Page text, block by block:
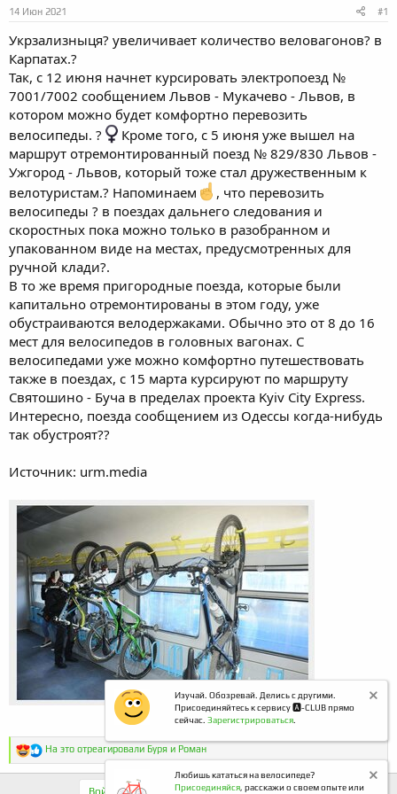
14 Июн 2021 #1
Укрзализныця? увеличивает количество веловагонов? в
Карпатах.?️
Так, с 12 июня начнет курсировать электропоезд №
7001/7002 сообщением Львов - Мукачево - Львов, в
котором можно будет комфортно перевозить
велосипеды. ?‍
Кроме того, с 5 июня уже вышел на
маршрут отремонтированный поезд № 829/830 Львов -
Ужгород - Львов, который тоже стал дружественным к
велотуристам.? Напоминаем
, что перевозить
велосипеды ? в поездах дальнего следования и
скоростных пока можно только в разобранном и
упакованном виде на местах, предусмотренных для
ручной клади?.
В то же время пригородные поезда, которые были
капитально отремонтированы в этом году, уже
обустраиваются велодержаками. Обычно это от 8 до 16
мест для велосипедов в головных вагонах. С
велосипедами уже можно комфортно путешествовать
также в поездах, с 15 марта курсируют по маршруту
Святошино - Буча в пределах проекта Kyiv City Express.
Интересно, поезда сообщением из Одессы когда-нибудь
так обустроят??
Источник: urm.media
Последнее редактирование:
Р
а
На это отреагировали Буря и Роман
Войдите или зарегистрируйтесь для ответа.
Изучай. Обозревай. Делись с другими.
Присоединяйтесь к сервису 🅰️-CLUB прямо
сейчас. Зарегистрироваться
Любишь кататься на велосипеде?
Присоединяйся, расскажи о своем опыте или